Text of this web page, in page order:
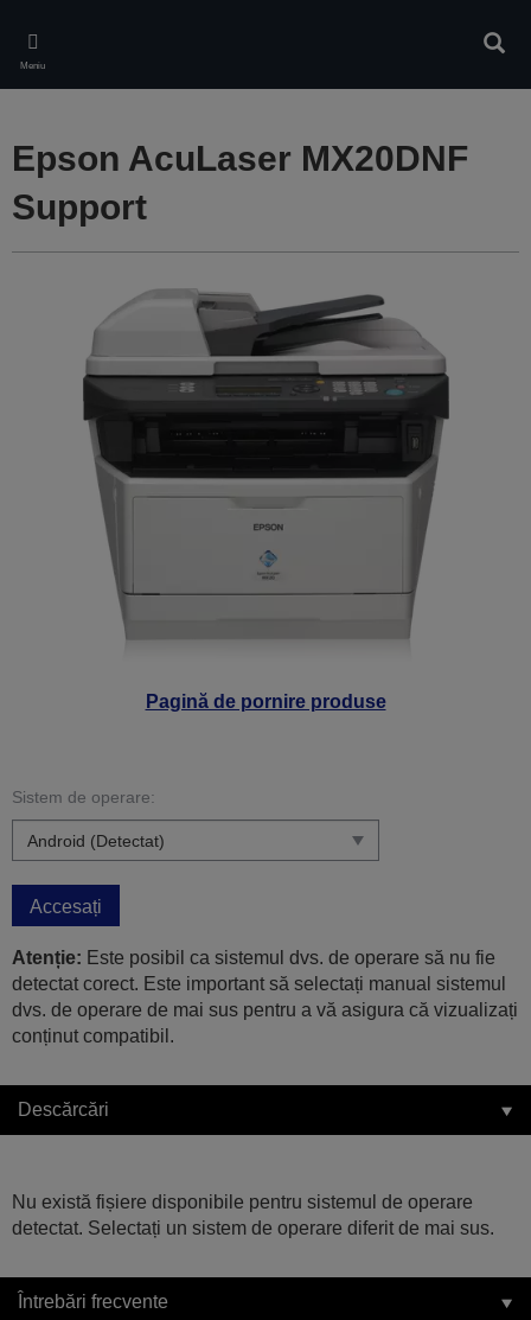
main
content
Meniu
Pagină de pornire produse
Epson AcuLaser MX20DNF
Support
Sistem de operare:
Accesați
Atenție: Este posibil ca sistemul dvs. de operare să nu fie
detectat corect. Este important să selectați manual sistemul
dvs. de operare de mai sus pentru a vă asigura că vizualizați
conținut compatibil.
Descărcări
Nu există fișiere disponibile pentru sistemul de operare
detectat. Selectați un sistem de operare diferit de mai sus.
Întrebări frecvente